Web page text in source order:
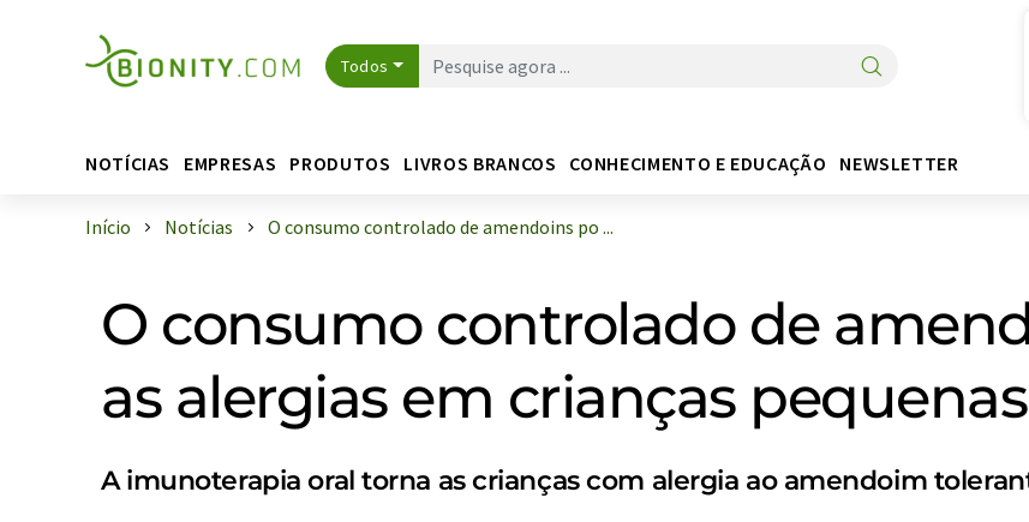
Todos
NOTÍCIAS EMPRESAS PRODUTOS LIVROS BRANCOS CONHECIMENTO E EDUCAÇÃO NEWSLETTER
Início Notícias O consumo controlado de amendoins po ...
O consumo controlado de
as alergias em crianças pequenas
A imunoterapia oral torna as crianças com alergia ao amendoim